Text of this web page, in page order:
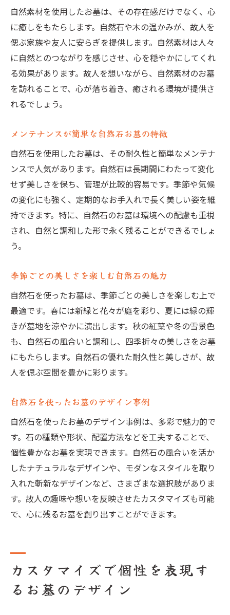
自然素材を使用したお墓は、その存在感だけでなく、心
に癒しをもたらします。自然石や木の温かみが、故人を
偲ぶ家族や友人に安らぎを提供します。自然素材は人々
に自然とのつながりを感じさせ、心を穏やかにしてくれ
る効果があります。故人を想いながら、自然素材のお墓
を訪れることで、心が落ち着き、癒される環境が提供さ
れるでしょう。
メンテナンスが簡単な自然石お墓の特徴
自然石を使用したお墓は、その耐久性と簡単なメンテナ
ンスで人気があります。自然石は長期間にわたって変化
せず美しさを保ち、管理が比較的容易です。季節や気候
の変化にも強く、定期的なお手入れで長く美しい姿を維
持できます。特に、自然石のお墓は環境への配慮も重視
され、自然と調和した形で永く残ることができるでしょ
う。
季節ごとの美しさを楽しむ自然石の魅力
自然石を使ったお墓は、季節ごとの美しさを楽しむ上で
最適です。春には新緑と花々が庭を彩り、夏には緑の輝
きが墓地を涼やかに演出します。秋の紅葉や冬の雪景色
も、自然石の風合いと調和し、四季折々の美しさをお墓
にもたらします。自然石の優れた耐久性と美しさが、故
人を偲ぶ空間を豊かに彩ります。
自然石を使ったお墓のデザイン事例
自然石を使ったお墓のデザイン事例は、多彩で魅力的で
す。石の種類や形状、配置方法などを工夫することで、
個性豊かなお墓を実現できます。自然石の風合いを活か
したナチュラルなデザインや、モダンなスタイルを取り
入れた斬新なデザインなど、さまざまな選択肢がありま
す。故人の趣味や想いを反映させたカスタマイズも可能
で、心に残るお墓を創り出すことができます。
カスタマイズで個性を表現す
るお墓のデザイン